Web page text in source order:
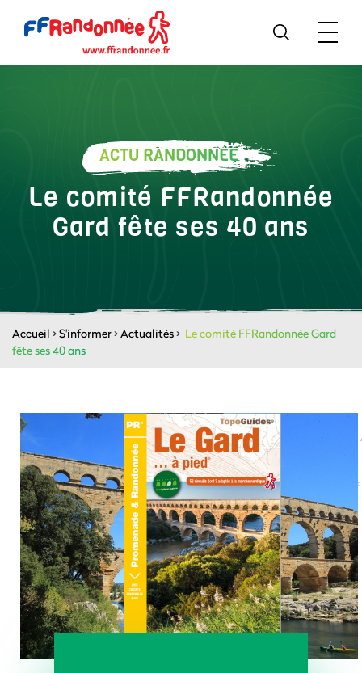
ACTU RANDONNÉE
Le comité FFRandonnée
Gard fête ses 40 ans
Accueil >S'informer>Actualités> Le comité FFRandonnée Gard
fête ses 40 ans